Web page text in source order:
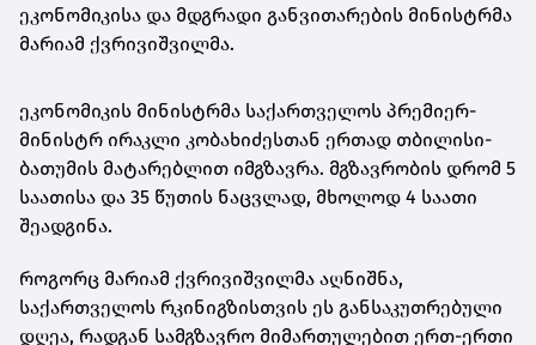
ეკონომიკისა და მდგრადი განვითარების მინისტრმა
მარიამ ქვრივიშვილმა.
ეკონომიკის მინისტრმა საქართველოს პრემიერ-
მინისტრ ირაკლი კობახიძესთან ერთად თბილისი-
ბათუმის მატარებლით იმგზავრა. მგზავრობის დრომ 5
საათისა და 35 წუთის ნაცვლად, მხოლოდ 4 საათი
შეადგინა.
როგორც მარიამ ქვრივიშვილმა აღნიშნა,
საქართველოს რკინიგზისთვის ეს განსაკუთრებული
დღეა, რადგან სამგზავრო მიმართულებით ერთ-ერთი